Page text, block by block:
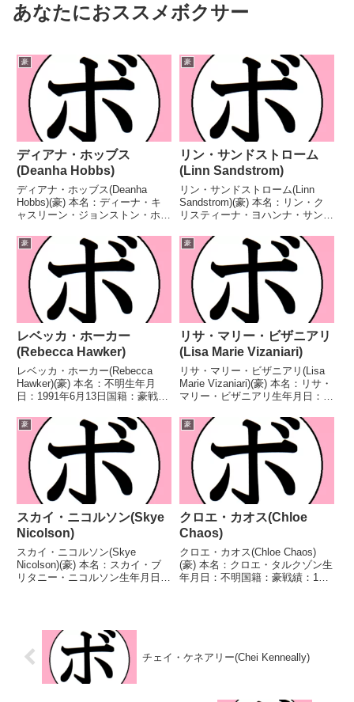
あなたにおススメボクサー
豪
ディアナ・ホッブス
(Deanha Hobbs)
ディアナ・ホッブス(Deanha
Hobbs)(豪) 本名：ディーナ・キ
ャスリーン・ジョンストン・ホッ
籍：豪戦績：17戦13勝(7KO)3敗1
分 【獲得タイトル】豪州女子ス
ーパーライト級王座豪州女子スー
パ...
豪
リン・サンドストローム
(Linn Sandstrom)
リン・サンドストローム(Linn
Sandstrom)(豪) 本名：リン・ク
リスティーナ・ヨハンナ・サンド
月8日国籍：豪戦績：20戦12勝
(2KO)4敗4分 【獲得タイトル】
2018年度豪州ノービスリーグ
女...
豪
レベッカ・ホーカー
(Rebecca Hawker)
レベッカ・ホーカー(Rebecca
Hawker)(豪) 本名：不明生年月
日：1991年6月13日国籍：豪戦
ル】ANBF豪州-クイーンズランド
州女子フェザー級王座豪州女子フ
ェザー級王座ANBF豪州女子フ
ェ...
豪
リサ・マリー・ビザニアリ
(Lisa Marie Vizaniari)
リサ・マリー・ビザニアリ(Lisa
Marie Vizaniari)(豪) 本名：リサ・
マリー・ビザニアリ生年月日：
戦8勝(4KO) 【獲得タイトル】南
太平洋女子ヘビー級王座WBF世
界女子ヘビー級王座第...
豪
スカイ・ニコルソン(Skye
Nicolson)
スカイ・ニコルソン(Skye
Nicolson)(豪) 本名：スカイ・ブ
リタニー・ニコルソン生年月日：
ームスフェザー級優勝(アマチュ
豪
クロエ・カオス(Chloe
Chaos)
クロエ・カオス(Chloe Chaos)
(豪) 本名：クロエ・タルクゾン生
年月日：不明国籍：豪戦績：12
チェイ・ケネアリー(Chei Kenneally)